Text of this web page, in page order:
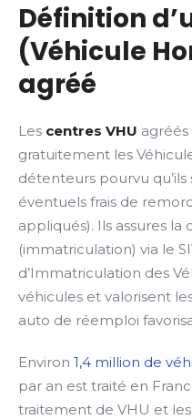
Définition
(Véhicule
agréé
Les centres VHU
gratuitement les
détenteurs pourvu
éventuels frais de
appliqués). Ils assures
(immatriculation) via le
d’Immatriculation des
véhicules et valorisent
auto de réemploi
Environ 1,4 million de
par an est traité en
traitement de VHU et les